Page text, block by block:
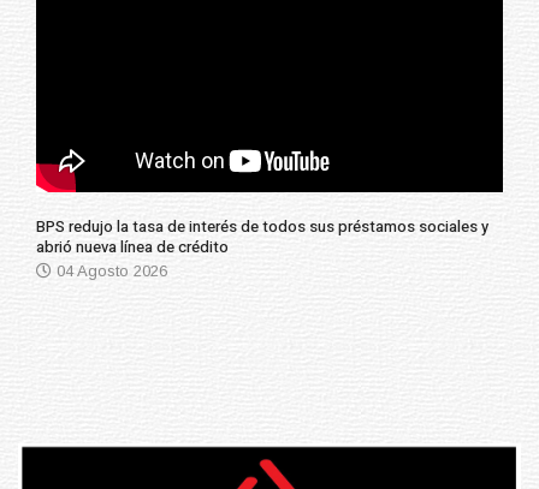
BPS redujo la tasa de interés de todos sus préstamos sociales y
abrió nueva línea de crédito
04 Agosto 2026